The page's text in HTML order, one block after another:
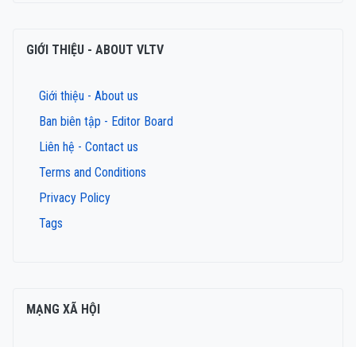
GIỚI THIỆU - ABOUT VLTV
Giới thiệu - About us
Ban biên tập - Editor Board
Liên hệ - Contact us
Terms and Conditions
Privacy Policy
Tags
MẠNG XÃ HỘI